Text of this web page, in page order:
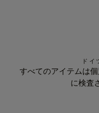
ドイ
すべてのアイテムは
に検査